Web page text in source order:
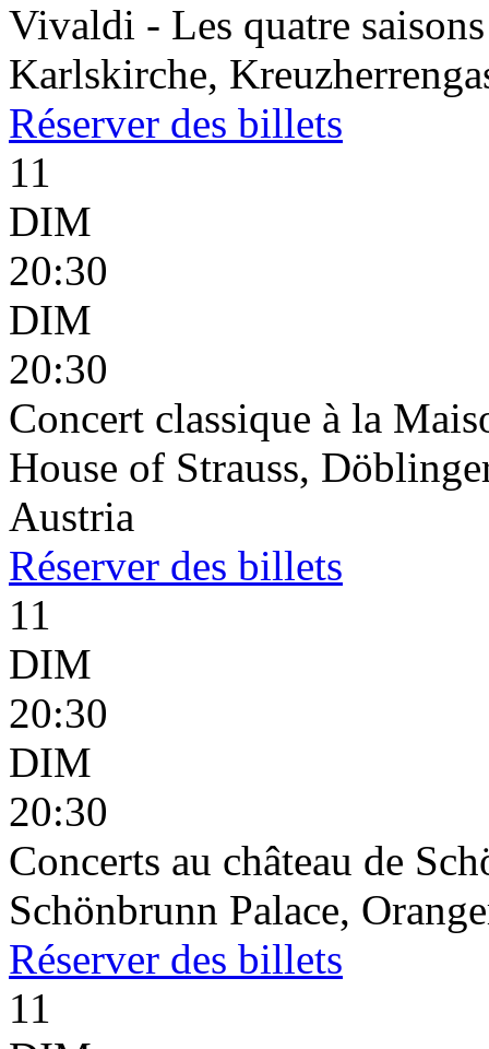
Vivaldi - Les quatre saisons
Karlskirche,
Réserver des billets
11
DIM
20:30
DIM
20:30
Concert classique à la
House of Strauss,
Austria
Réserver des billets
11
DIM
20:30
DIM
20:30
Concerts au château de
Schönbrunn Palace,
Réserver des billets
11